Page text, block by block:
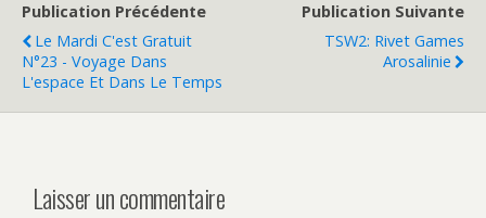
Publication Précédente
Le Mardi C'est Gratuit
N°23 - Voyage Dans
L'espace Et Dans Le Temps
Publication Suivante
TSW2: Rivet Games
Arosalinie
Laisser un commentaire